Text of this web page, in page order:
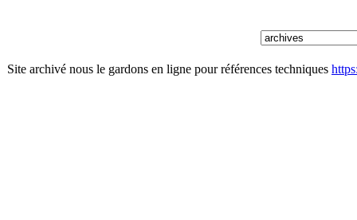
Site archivé nous le gardons en ligne pour références techniques